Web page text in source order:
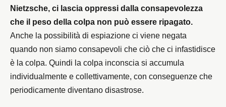
Nietzsche, ci lascia oppressi dalla consapevolezza
che il peso della colpa non può essere ripagato.
Anche la possibilità di espiazione ci viene negata
quando non siamo consapevoli che ciò che ci infastidisce
è la colpa. Quindi la colpa inconscia si accumula
individualmente e collettivamente, con conseguenze che
periodicamente diventano disastrose.